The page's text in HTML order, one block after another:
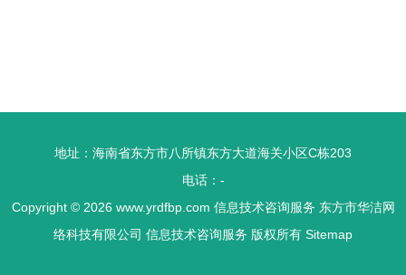
地址：海南省东方市八所镇东方大道海关小区C栋203
电话：-
Copyright © 2026 www.yrdfbp.com 信息技术咨询服务 东方市华洁网
络科技有限公司 信息技术咨询服务 版权所有 Sitemap